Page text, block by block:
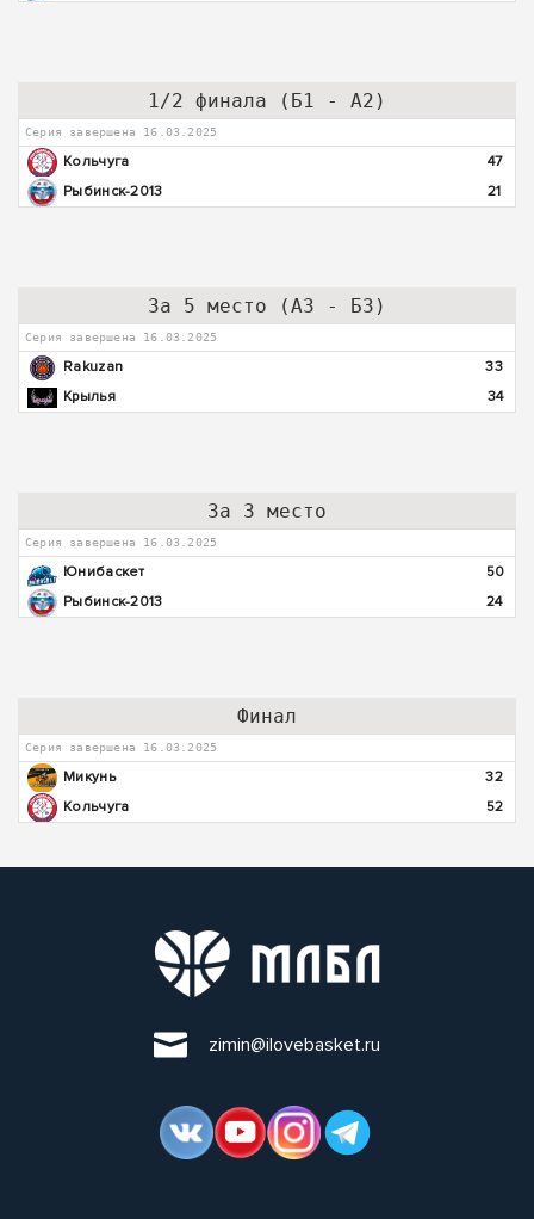
1/2 финала (Б1 - А2)
Серия завершена 16.03.2025
Кольчуга
47
Рыбинск-2013
21
За 5 место (А3 - Б3)
Серия завершена 16.03.2025
Rakuzan
33
Крылья
34
За 3 место
Серия завершена 16.03.2025
Юнибаскет
50
Рыбинск-2013
24
Финал
Серия завершена 16.03.2025
Микунь
32
Кольчуга
52
zimin@ilovebasket.ru